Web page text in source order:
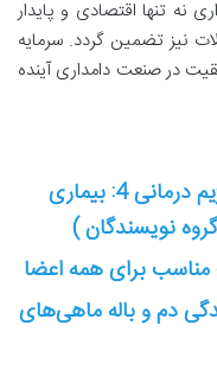
نه تنها اقتصادی و پایدار
نیز تضمین گردد. سرمایه
در صنعت دامداری آینده
خلاصه کتاب فرهنگ تغذیه و رژیم درمانی 4: بیماری
نویسندگان )
برای همه اعضا
دم و باله ماهی‏‌های